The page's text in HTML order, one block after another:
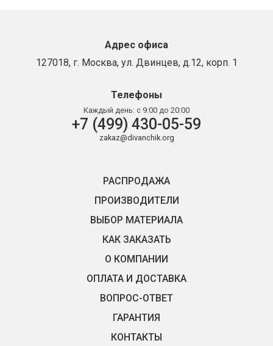
Адрес офиса
127018, г. Москва, ул. Двинцев, д.12, корп. 1
Телефоны
Каждый день: с 9:00 до 20:00
+7 (499) 430-05-59
zakaz@divanchik.org
РАСПРОДАЖА
ПРОИЗВОДИТЕЛИ
ВЫБОР МАТЕРИАЛА
КАК ЗАКАЗАТЬ
О КОМПАНИИ
ОПЛАТА И ДОСТАВКА
ВОПРОС-ОТВЕТ
ГАРАНТИЯ
КОНТАКТЫ